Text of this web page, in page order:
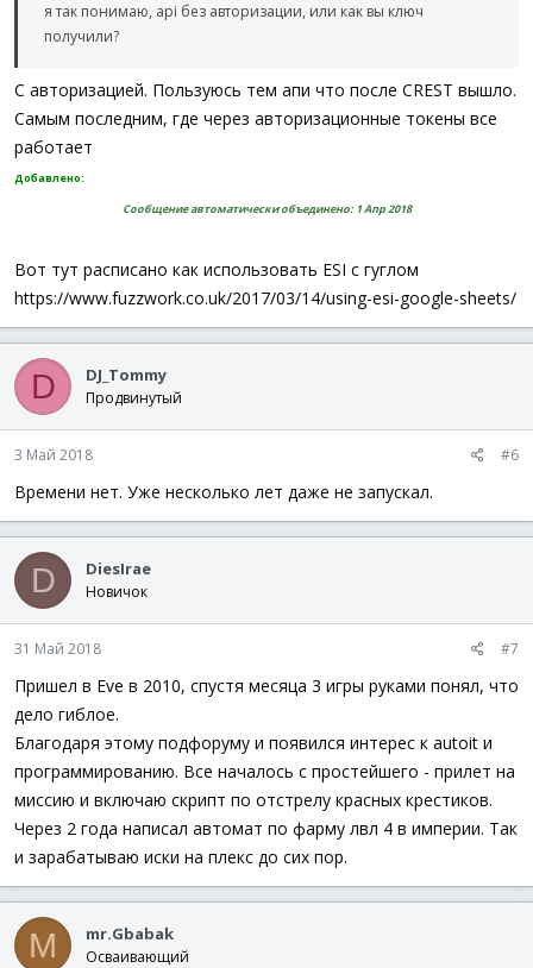
я так понимаю, api без авторизации, или как вы ключ
получили?
С авторизацией. Пользуюсь тем апи что после CREST вышло.
Самым последним, где через авторизационные токены все
работает
Добавлено:
Сообщение автоматически объединено: 1 Апр 2018
Вот тут расписано как использовать ESI с гуглом
https://www.fuzzwork.co.uk/2017/03/14/using-esi-google-sheets/
D DJ_Tommy
Продвинутый
3 Май 2018 #6
Времени нет. Уже несколько лет даже не запускал.
D DiesIrae
Новичок
31 Май 2018 #7
Пришел в Eve в 2010, спустя месяца 3 игры руками понял, что
дело гиблое.
Благодаря этому подфоруму и появился интерес к autoit и
программированию. Все началось с простейшего - прилет на
миссию и включаю скрипт по отстрелу красных крестиков.
Через 2 года написал автомат по фарму лвл 4 в империи. Так
и зарабатываю иски на плекс до сих пор.
M mr.Gbabak
Осваивающий